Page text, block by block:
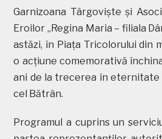
Garnizoana Târgoviște și
Eroilor „Regina Maria – filiala
astăzi, în Piața Tricolorului din
o acțiune comemorativă
ani de la trecerea în eternitate
cel Bătrân.
Programul a cuprins un